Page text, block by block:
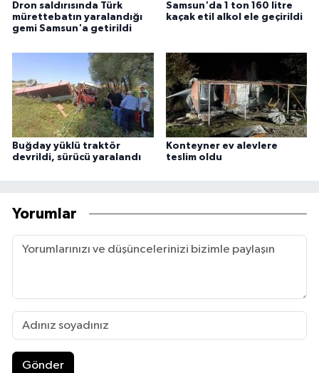
Dron saldırısında Türk
mürettebatın yaralandığı
gemi Samsun'a getirildi
Samsun'da 1 ton 160 litre
kaçak etil alkol ele geçirildi
Buğday yüklü traktör
devrildi, sürücü yaralandı
Konteyner ev alevlere
teslim oldu
Yorumlar
Gönder